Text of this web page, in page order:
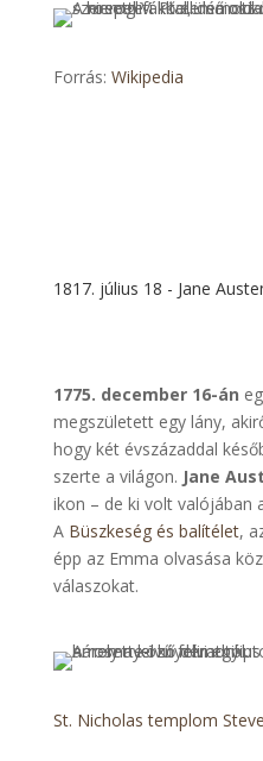
Forrás: Wikipedia
1817. július 18 - Jane
1775. december 16-án
megszületett egy lány,
hogy két évszázaddal
szerte a világon. Jane
ikon – de ki volt valójában
A Büszkeség és balítélet,
épp az Emma olvasása
válaszokat.
St. Nicholas templom